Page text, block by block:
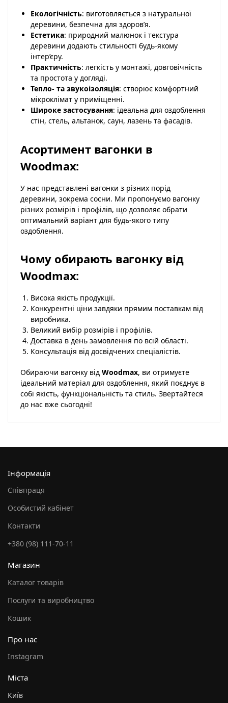
Екологічність: виготовляється з натуральної
деревини, безпечна для здоров’я.
Естетика: природний малюнок і текстура
деревини додають стильності будь-якому
інтер’єру.
Практичність: легкість у монтажі, довговічність
та простота у догляді.
Тепло- та звукоізоляція: створює комфортний
мікроклімат у приміщенні.
Широке застосування: ідеальна для оздоблення
стін, стель, альтанок, саун, лазень та фасадів.
Асортимент вагонки в
Woodmax:
У нас представлені вагонки з різних порід
деревини, зокрема сосни. Ми пропонуємо вагонку
різних розмірів і профілів, що дозволяє обрати
оптимальний варіант для будь-якого типу
оздоблення.
Чому обирають вагонку від
Woodmax:
Висока якість продукції.
Конкурентні ціни завдяки прямим поставкам від
виробника.
Великий вибір розмірів і профілів.
Доставка в день замовлення по всій області.
Консультація від досвідчених спеціалістів.
Обираючи вагонку від Woodmax, ви отримуєте
ідеальний матеріал для оздоблення, який поєднує в
собі якість, функціональність та стиль. Звертайтеся
до нас вже сьогодні!
Інформація
Співпраця
Особистий кабінет
Контакти
+380 (98) 111-70-11
Магазин
Каталог товарів
Послуги та виробництво
Кошик
Про нас
Instagram
Міста
Київ